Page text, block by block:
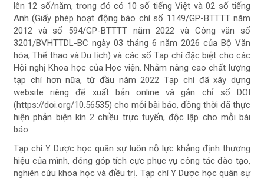
lên 12 số/năm, trong đó có 10 số tiếng Việt và 02 số tiếng
Anh (Giấy phép hoạt động báo chí số 1149/GP-BTTTT năm
2012 và số 594/GP-BTTTT năm 2022 và Công văn số
3201/BVHTTDL-BC ngày 03 tháng 6 năm 2026 của Bộ Văn
hóa, Thể thao và Du lịch) và các số Tạp chí đặc biệt cho các
Hội nghị Khoa học của Học viện. Nhằm nâng cao chất lượng
tạp chí hơn nữa, từ đầu năm 2022 Tạp chí đã xây dựng
website riêng để xuất bản online và gắn chỉ số DOI
(https://doi.org/10.56535) cho mỗi bài báo, đồng thời đã thực
hiện phản biện kín 2 chiều trực tuyến, độc lập cho mỗi bài
báo.
Tạp chí Y Dược học quân sự luôn nỗ lực khẳng định thương
hiệu của mình, đóng góp tích cực phục vụ công tác đào tạo,
nghiên cứu khoa học và điều trị. Tạp chí Y Dược học quân sự